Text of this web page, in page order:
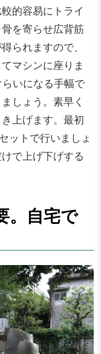
的容易にトライ
を寄らせ広背筋
られますので、
マシンに座りま
いになる手幅で
しょう。素早く
上げます。最初
ットで行いましょ
で上げ下げする
。自宅で